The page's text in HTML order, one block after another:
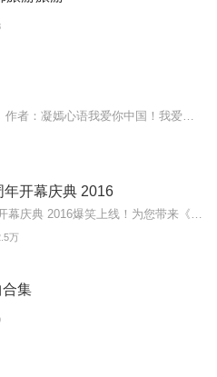
开幕庆典 2016
万
合集